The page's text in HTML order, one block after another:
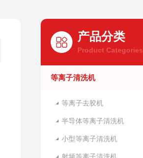
产品分类
Product Categories
等离子清洗机
等离子去胶机
半导体等离子清洗机
小型等离子清洗机